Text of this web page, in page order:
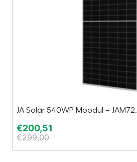
JA Solar 540WP Moodul –
€200,51
€299,00